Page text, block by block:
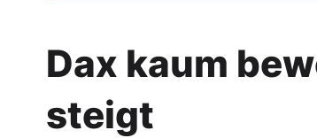
Abo & Shop
BO-Musterdepots
Dax kaum
steigt